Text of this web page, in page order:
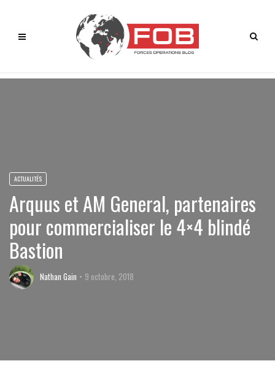
ACTUALITÉS
Arquus et AM General, partenaires
pour commercialiser le 4×4 blindé
Bastion
Nathan Gain 9 octobre, 2018